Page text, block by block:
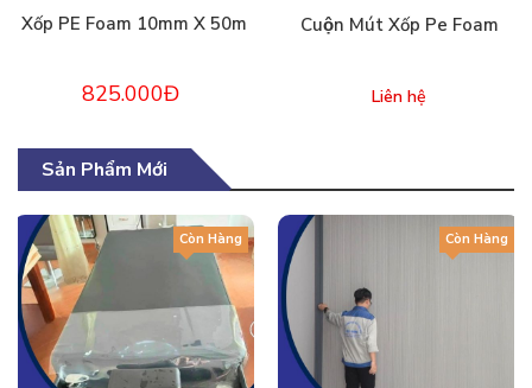
Xốp PE Foam 10mm X 50m
825.000Đ
Cuộn Mút Xốp Pe Foam
Liên hệ
Sản Phẩm Mới
Còn Hàng Còn Hàng